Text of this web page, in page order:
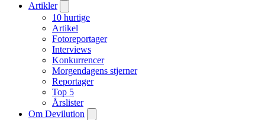
Artikler
10 hurtige
Artikel
Fotoreportager
Interviews
Konkurrencer
Morgendagens stjerner
Reportager
Top 5
Årslister
Om Devilution